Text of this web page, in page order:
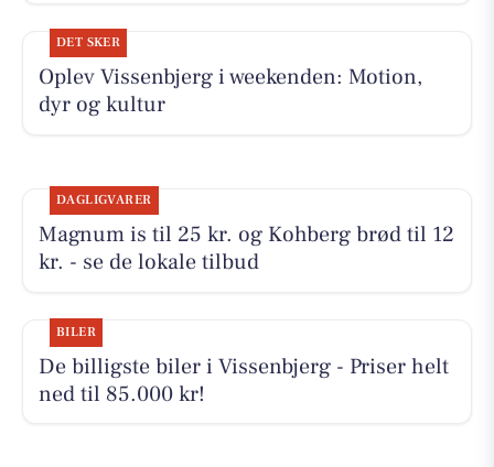
DET SKER
Oplev Vissenbjerg i weekenden: Motion,
dyr og kultur
DAGLIGVARER
Magnum is til 25 kr. og Kohberg brød til 12
kr. - se de lokale tilbud
BILER
De billigste biler i Vissenbjerg - Priser helt
ned til 85.000 kr!